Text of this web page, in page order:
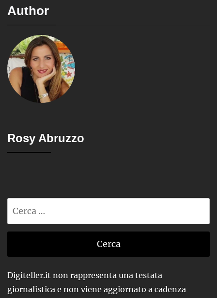
Author
Rosy Abruzzo
Digiteller.it non rappresenta una testata
giornalistica e non viene aggiornato a cadenza